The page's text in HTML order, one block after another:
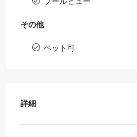
その他
ペット可
詳細